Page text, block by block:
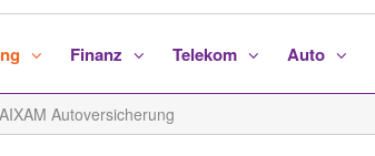
Finanz Telekom Auto
AIXAM Autoversicherung